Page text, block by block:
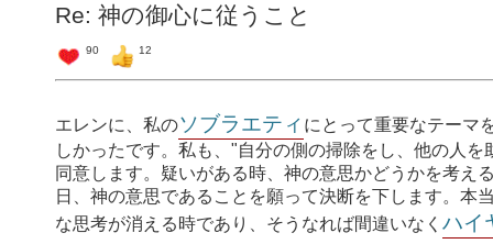
Re: 神の御心に従うこと
90 12
エレンに、私のソブラエティ にとって重要なテーマ
しかったです。私も、"自分の側の掃除をし、他の人
同意します。疑いがある時、神の意思かどうかを考え
日、神の意思であることを願って決断を下します。本
な思考が消える時であり、そうなれば間違いなく ハイ